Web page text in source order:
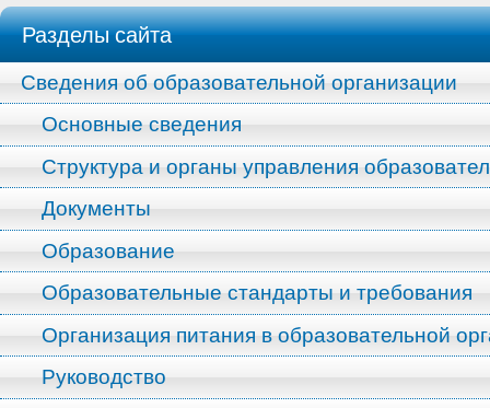
Разделы сайта
Сведения об образовательной организации
Основные сведения
Структура и органы управления
Документы
Образование
Образовательные стандарты и требования
Организация питания в образовательной
Руководство